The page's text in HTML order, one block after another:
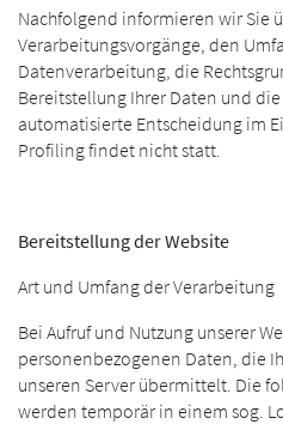
Nachfolgend informieren wir Sie
Verarbeitungsvorgänge, den
Datenverarbeitung, die
Bereitstellung Ihrer Daten und
automatisierte Entscheidung im
Profiling findet nicht statt.
Bereitstellung der Website
Art und Umfang der Verarbeitung
Bei Aufruf und Nutzung unserer
personenbezogenen Daten, die
unseren Server übermittelt. Die
werden temporär in einem sog.